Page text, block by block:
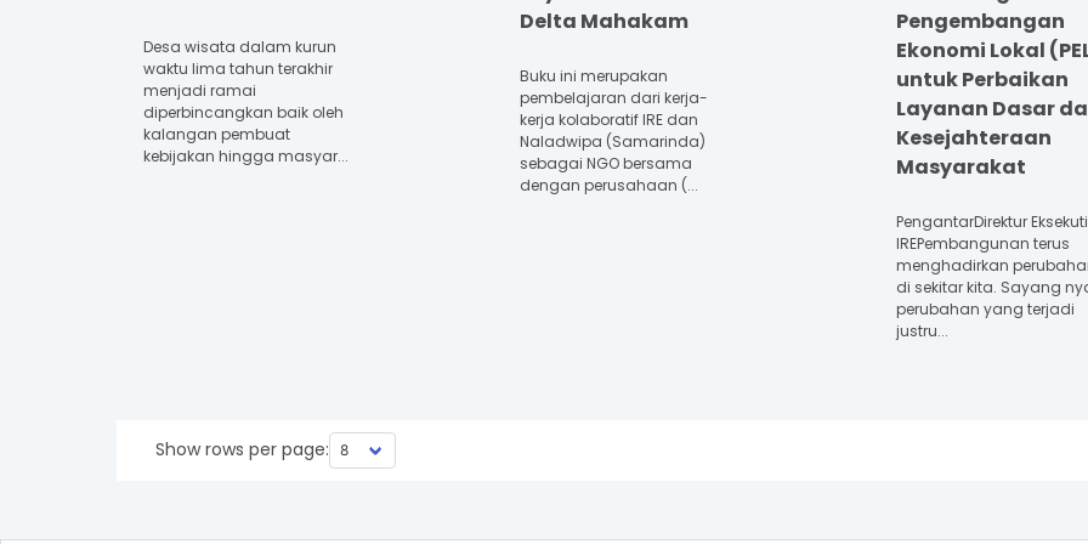
Desa wisata dalam kurun
waktu lima tahun terakhir
menjadi ramai
diperbincangkan baik oleh
kalangan pembuat
kebijakan hingga masyar...
Delta Mahakam
Buku ini merupakan
pembelajaran dari kerja-
kerja kolaboratif IRE dan
Naladwipa (Samarinda)
sebagai NGO bersama
dengan perusahaan (...
Pengembangan
Ekonomi Lokal
untuk Perbaikan
Layanan Dasar
Kesejahteraan
Masyarakat
PengantarDirektur
IREPembangunan terus
menghadirkan
di sekitar kita. Sayang
perubahan yang terjadi
justru...
Show rows per page: